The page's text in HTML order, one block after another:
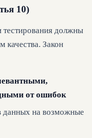
10)
тестирования должны
качества. Закон
от ошибок
на возможные